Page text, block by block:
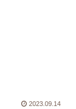
2023.09.14